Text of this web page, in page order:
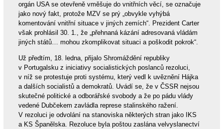
orgán USA se otevřeně vměšuje do vnitřních věcí, se označuje
jako nový fakt, protože MZV se prý „obvykle vyhýbá
komentování vnitřní situace v jiných zemích“. Prezident Carter
však prohlásil 30. 1., že „přehnaná kázání adresovaná vládám
jiných států… mohou zkomplikovat situaci a poškodit pokrok“.
Už předtím, 18. ledna, přijalo Shromáždění republiky
v Portugalsku z iniciativy socialistických poslanců rezoluci,
v níž se protestuje proti systému, který vedl k uvěznění Hájka
a dalších socialistů a demokratů. Uvádí se, že v ČSSR nejsou
skutečné politické a odborářské svobody a že po pádu vlády
vedené Dubčekem zavládla represe stalinského ražení.
V rezoluci je odvolání na stanoviska některých stran jako IKS
a KS Španělska. Rezoluce byla poštou zaslána velvyslanectví